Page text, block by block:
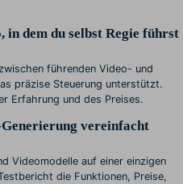
dem du selbst Regie führst
führenden Video- und
präzise Steuerung unterstützt.
Erfahrung und des Preises.
vereinfacht
Videomodelle auf einer einzigen
die Funktionen, Preise,